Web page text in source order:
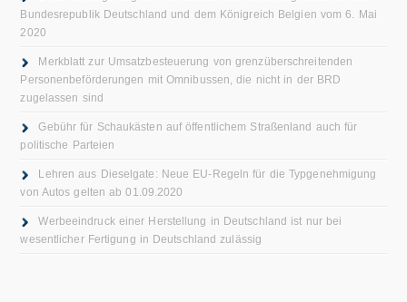
Bundesrepublik Deutschland und dem Königreich Belgien vom 6. Mai
2020
Merkblatt zur Umsatzbesteuerung von grenzüberschreitenden
Personenbeförderungen mit Omnibussen, die nicht in der BRD
zugelassen sind
Gebühr für Schaukästen auf öffentlichem Straßenland auch für
politische Parteien
Lehren aus Dieselgate: Neue EU-Regeln für die Typgenehmigung
von Autos gelten ab 01.09.2020
Werbeeindruck einer Herstellung in Deutschland ist nur bei
wesentlicher Fertigung in Deutschland zulässig